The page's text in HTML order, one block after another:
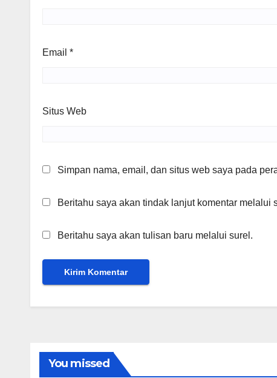
Email *
Situs Web
Simpan nama, email, dan situs web saya pada
Beritahu saya akan tindak lanjut komentar melalui
Beritahu saya akan tulisan baru melalui surel.
You missed